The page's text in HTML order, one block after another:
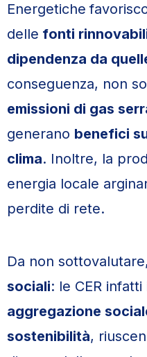
Energetiche
delle fonti
dipendenza da
conseguenza, non
emissioni di gas
generano benefici
clima. Inoltre, la
energia locale
perdite di rete.
Da non
sociali: le CER
aggregazione
sostenibilità,